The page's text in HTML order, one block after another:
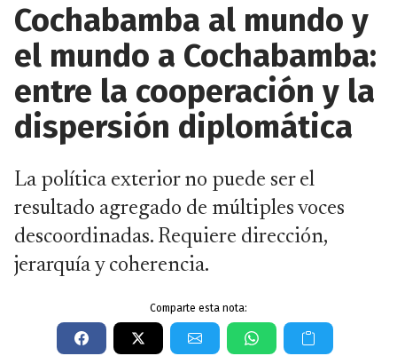
Cochabamba al mundo y
el mundo a Cochabamba:
entre la cooperación y la
dispersión diplomática
La política exterior no puede ser el
resultado agregado de múltiples voces
descoordinadas. Requiere dirección,
jerarquía y coherencia.
Comparte esta nota: